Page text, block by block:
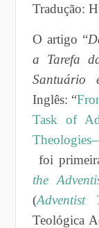
Tradução:
O artigo “
a Tarefa
Santuário
Inglês: “
Task of
foi
the
(Adventist
Teológica